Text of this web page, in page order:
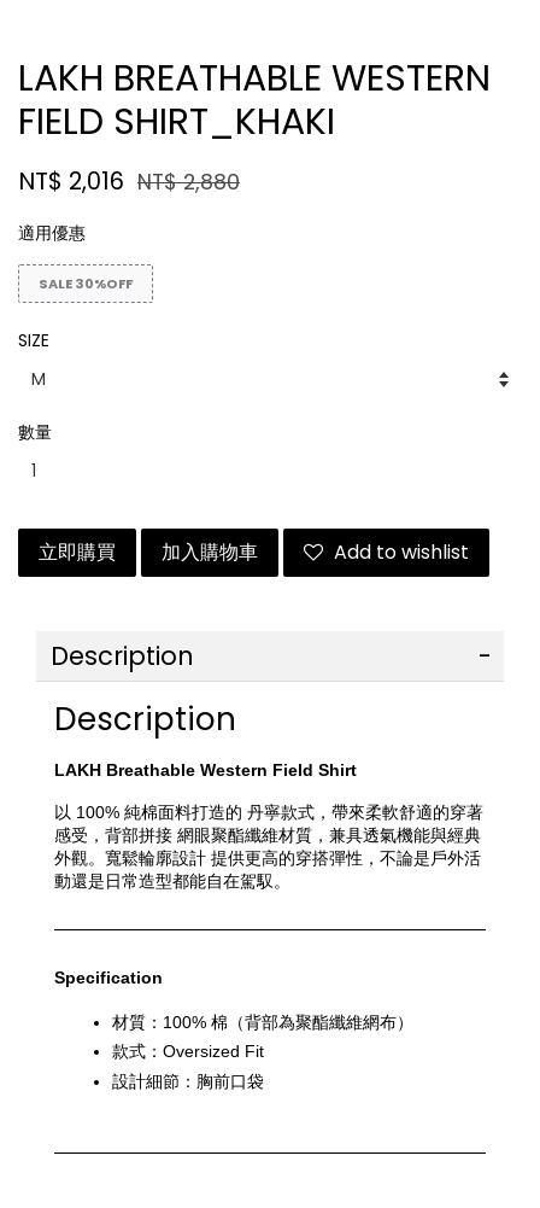
LAKH BREATHABLE WESTERN
FIELD SHIRT_KHAKI
NT$ 2,016 NT$ 2,880
適用優惠
SALE 30%OFF
SIZE
數量
立即購買 加入購物車 Add to wishlist
Description
Description
LAKH Breathable Western Field Shirt
以 100% 純棉面料打造的 丹寧款式，帶來柔軟舒適的穿著
感受，背部拼接 網眼聚酯纖維材質，兼具透氣機能與經典
外觀。寬鬆輪廓設計 提供更高的穿搭彈性，不論是戶外活
動還是日常造型都能自在駕馭。
Specification
材質：100% 棉（背部為聚酯纖維網布）
款式：Oversized Fit
設計細節：胸前口袋